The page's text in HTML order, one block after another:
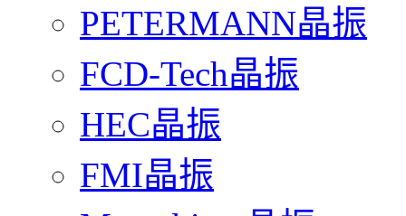
PETERMANN晶振
FCD-Tech晶振
HEC晶振
FMI晶振